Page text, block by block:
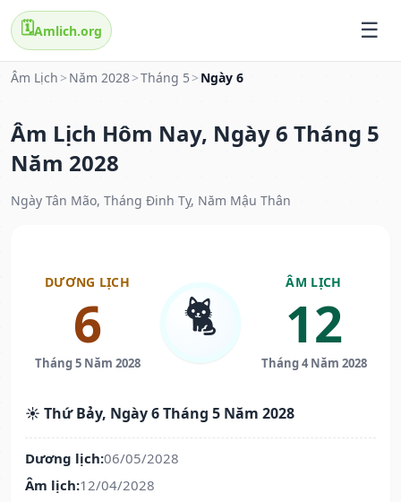
🗓️Amlich.org
Âm Lịch > Năm 2028>Tháng 5 > Ngày 6
Âm Lịch Hôm Nay, Ngày 6 Tháng 5
Năm 2028
Ngày Tân Mão, Tháng Đinh Tỵ, Năm Mậu Thân
DƯƠNG LỊCH
6
Tháng 5 Năm 2028
🐈
ÂM LỊCH
12
Tháng 4 Năm 2028
☀️ Thứ Bảy, Ngày 6 Tháng 5 Năm 2028
Dương lịch:06/05/2028
Âm lịch:12/04/2028